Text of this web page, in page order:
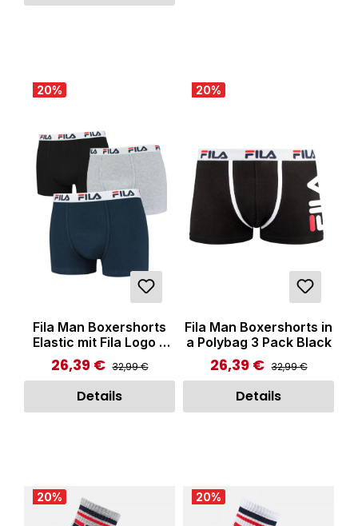
20%
Fila Man Boxershorts
Elastic mit Fila Logo 3
Pack Black Grey Navy
Verkaufspreis:
26,39 € Regulärer Preis:
32,99 €
Details
20%
Fila Man Boxershorts in
a Polybag 3 Pack Black
Verkaufspreis:
26,39 € Regulärer Preis:
32,99 €
Details
20% 20%